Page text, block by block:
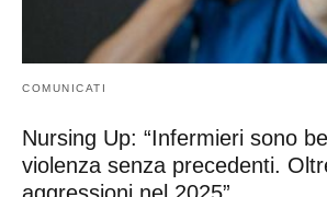
COMUNICATI
Nursing Up: “Infermieri sono
violenza senza precedenti.